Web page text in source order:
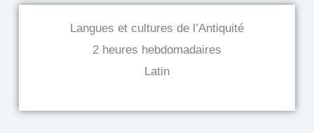
Langues et cultures de l’Antiquité
2 heures hebdomadaires
Latin